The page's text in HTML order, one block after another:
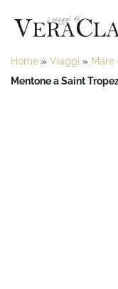
Home » Viaggi » Mare
Mentone a Saint